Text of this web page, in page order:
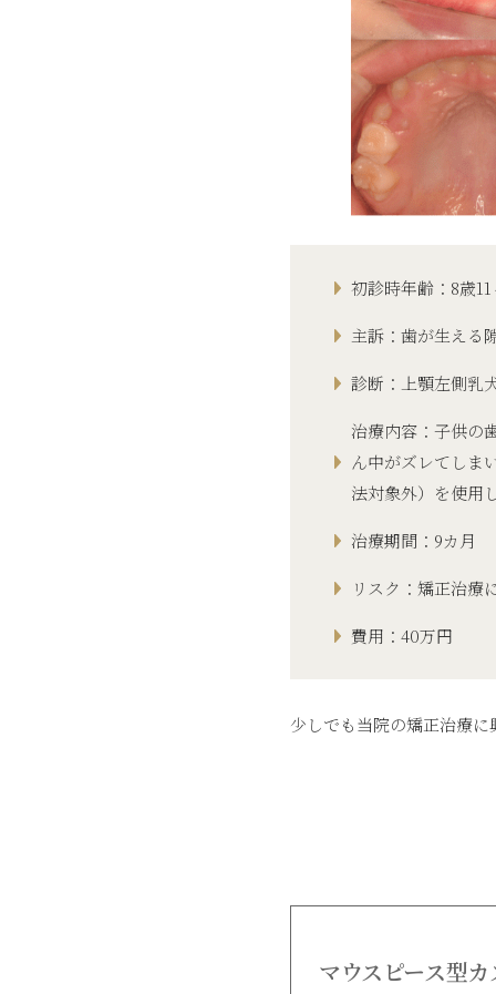
初診時年齢：8歳
主訴：歯が生える
診断：上顎左側乳
治療内容：子供の
ん中がズレてしま
法対象外）を使用
治療期間：9カ月
リスク：矯正治療
費用：40万円
少しでも当院の矯正治療
マウスピース型